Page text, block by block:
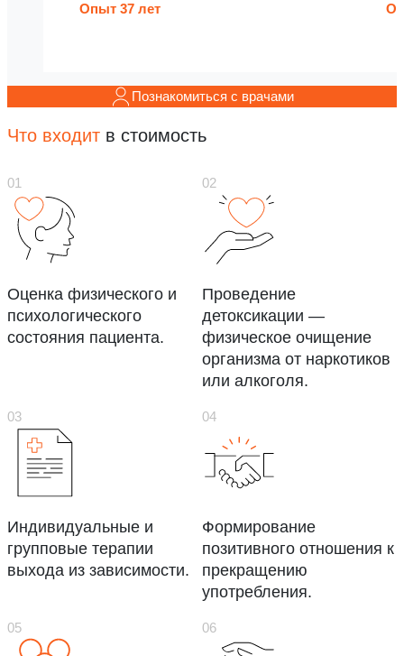
Опыт 37 лет
Познакомиться с врачами
Что входит в стоимость
Оценка физического и
психологического
состояния пациента.
Проведение
детоксикации —
физическое очищение
организма от наркотиков
или алкоголя.
Индивидуальные и
групповые терапии
выхода из зависимости.
Формирование
позитивного отношения к
прекращению
употребления.